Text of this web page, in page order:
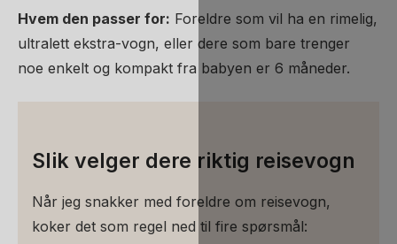
Hvem den passer for: Foreldre som vil ha en rimelig,
ultralett ekstra-vogn, eller dere som bare trenger
noe enkelt og kompakt fra babyen er 6 måneder.
Slik velger dere riktig reisevogn
Når jeg snakker med foreldre om reisevogn,
koker det som regel ned til fire spørsmål: